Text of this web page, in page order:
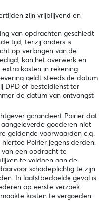
zijn vrijblijvend en
van opdrachten geschiedt
tijd, tenzij anders is
op verlangen van de
kan het overwerk en
kosten in rekening
geldt steeds de datum
DPD of besteldienst ter
de datum van ontvangst
garandeert Poirier dat
goederen niet
geldende voorwaarden c.q.
Poirier jegens derden.
een opdracht te
te voldoen aan de
schadeplichtig te zijn
In laatstbedoelde geval is
op eerste verzoek
kosten te vergoeden.